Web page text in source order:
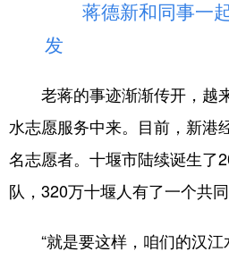
蒋德新和同事一起
发
老蒋的事迹渐渐传开，越
水志愿服务中来。目前，新港
名志愿者。十堰市陆续诞生了
队，320万十堰人有了一个共
“就是要这样，咱们的汉江